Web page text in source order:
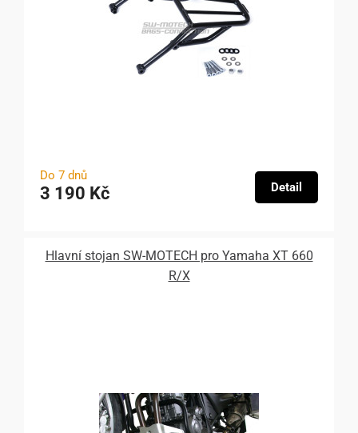
Do 7 dnů
3 190 Kč Detail
Hlavní stojan SW-MOTECH pro Yamaha XT 660
R/X